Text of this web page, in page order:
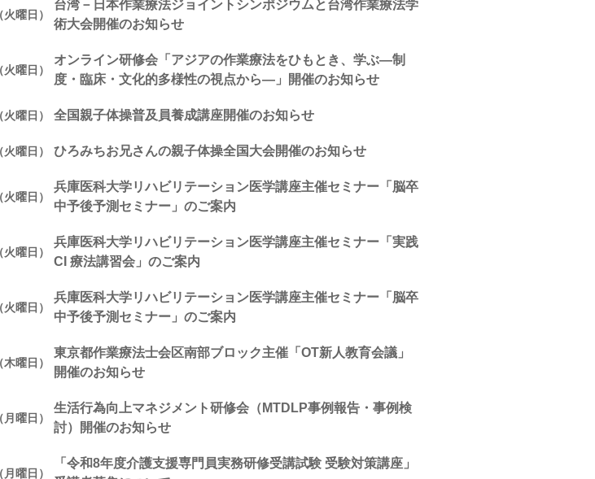
曜日）
台湾－日本作業療法ジョイントシンポジウムと台湾作業療法学
術大会開催のお知らせ
曜日）
オンライン研修会「アジアの作業療法をひもとき、学ぶ―制
度・臨床・文化的多様性の視点から―」開催のお知らせ
曜日） 全国親子体操普及員養成講座開催のお知らせ
曜日） ひろみちお兄さんの親子体操全国大会開催のお知らせ
曜日）
兵庫医科大学リハビリテーション医学講座主催セミナー「脳卒
中予後予測セミナー」のご案内
曜日）
兵庫医科大学リハビリテーション医学講座主催セミナー「実践
CI 療法講習会」のご案内
曜日）
兵庫医科大学リハビリテーション医学講座主催セミナー「脳卒
中予後予測セミナー」のご案内
曜日）
東京都作業療法士会区南部ブロック主催「OT新人教育会議」
開催のお知らせ
曜日）
生活行為向上マネジメント研修会（MTDLP事例報告・事例検
討）開催のお知らせ
曜日）
「令和8年度介護支援専門員実務研修受講試験 受験対策講座」